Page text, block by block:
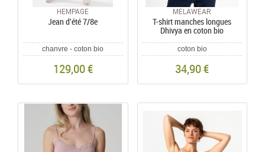
HEMPAGE
Jean d'été 7/8e
chanvre - coton bio
129,00 €
MELAWEAR
T-shirt manches longues
Dhivya en coton bio
coton bio
34,90 €